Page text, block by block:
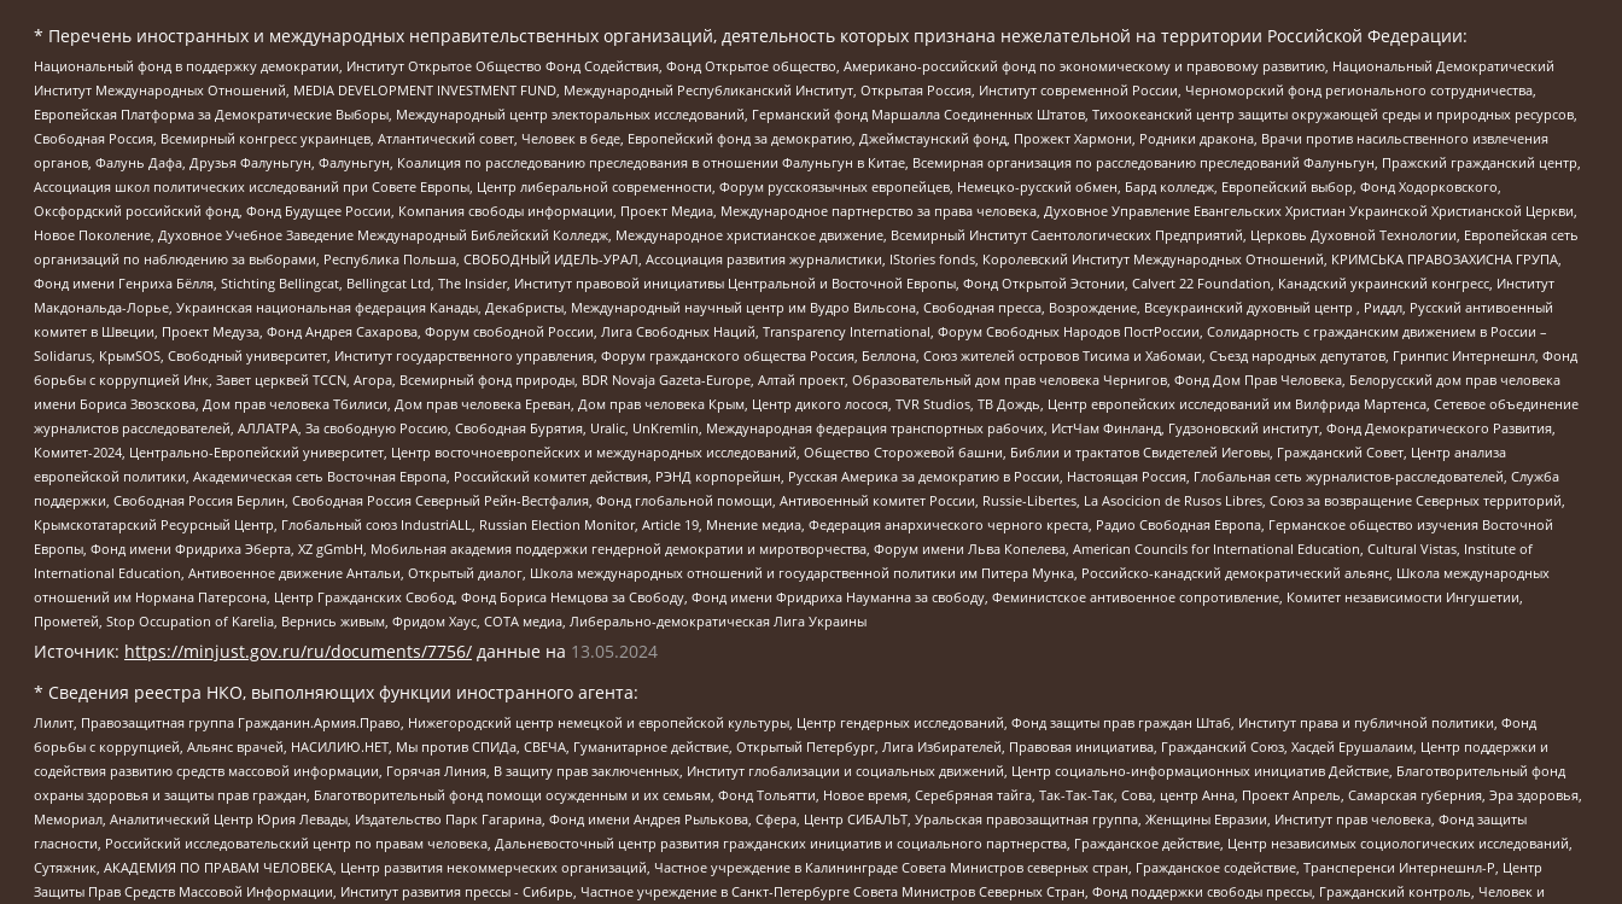
* Перечень иностранных и международных неправительственных организаций, деятельность которых признана нежелательной на территории Российской Федерации:
Национальный фонд в поддержку демократии, Институт Открытое Общество Фонд Содействия, Фонд Открытое общество, Американо-российский фонд по экономическому и правовому развитию, Национальный Демократический
Институт Международных Отношений, MEDIA DEVELOPMENT INVESTMENT FUND, Международный Республиканский Институт, Открытая Россия, Институт современной России, Черноморский фонд регионального сотрудничества,
Европейская Платформа за Демократические Выборы, Международный центр электоральных исследований, Германский фонд Маршалла Соединенных Штатов, Тихоокеанский центр защиты окружающей среды и природных ресурсов,
Свободная Россия, Всемирный конгресс украинцев, Атлантический совет, Человек в беде, Европейский фонд за демократию, Джеймстаунский фонд, Прожект Хармони, Родники дракона, Врачи против насильственного извлечения
органов, Фалунь Дафа, Друзья Фалуньгун, Фалуньгун, Коалиция по расследованию преследования в отношении Фалуньгун в Китае, Всемирная организация по расследованию преследований Фалуньгун, Пражский гражданский центр,
Ассоциация школ политических исследований при Совете Европы, Центр либеральной современности, Форум русскоязычных европейцев, Немецко-русский обмен, Бард колледж, Европейский выбор, Фонд Ходорковского,
Оксфордский российский фонд, Фонд Будущее России, Компания свободы информации, Проект Медиа, Международное партнерство за права человека, Духовное Управление Евангельских Христиан Украинской Христианской Церкви,
Новое Поколение, Духовное Учебное Заведение Международный Библейский Колледж, Международное христианское движение, Всемирный Институт Саентологических Предприятий, Церковь Духовной Технологии, Европейская сеть
организаций по наблюдению за выборами, Республика Польша, СВОБОДНЫЙ ИДЕЛЬ-УРАЛ, Ассоциация развития журналистики, IStories fonds, Королевский Институт Международных Отношений, КРИМСЬКА ПРАВОЗАХИСНА ГРУПА,
Фонд имени Генриха Бёлля, Stichting Bellingcat, Bellingcat Ltd, The Insider, Институт правовой инициативы Центральной и Восточной Европы, Фонд Открытой Эстонии, Calvert 22 Foundation, Канадский украинский конгресс, Институт
Макдональда-Лорье, Украинская национальная федерация Канады, Декабристы, Международный научный центр им Вудро Вильсона, Свободная пресса, Возрождение, Всеукраинский духовный центр , Риддл, Русский антивоенный
комитет в Швеции, Проект Медуза, Фонд Андрея Сахарова, Форум свободной России, Лига Свободных Наций, Transparеncy International, Форум Свободных Народов ПостРоссии, Солидарность с гражданским движением в России –
Solidarus, КрымSOS, Свободный университет, Институт государственного управления, Форум гражданского общества Россия, Беллона, Союз жителей островов Тисима и Хабомаи, Съезд народных депутатов, Гринпис Интернешнл, Фонд
борьбы с коррупцией Инк, Завет церквей TCCN, Агора, Всемирный фонд природы, BDR Novaja Gazeta-Europe, Алтай проект, Образовательный дом прав человека Чернигов, Фонд Дом Прав Человека, Белорусский дом прав человека
имени Бориса Звозскова, Дом прав человека Тбилиси, Дом прав человека Ереван, Дом прав человека Крым, Центр дикого лосося, TVR Studios, ТВ Дождь, Центр европейских исследований им Вилфрида Мартенса, Сетевое объединение
журналистов расследователей, АЛЛАТРА, За свободную Россию, Свободная Бурятия, Uralic, UnKremlin, Международная федерация транспортных рабочих, ИстЧам Финланд, Гудзоновский институт, Фонд Демократического Развития,
Комитет-2024, Центрально-Европейский университет, Центр восточноевропейских и международных исследований, Общество Сторожевой башни, Библии и трактатов Свидетелей Иеговы, Гражданский Совет, Центр анализа
европейской политики, Академическая сеть Восточная Европа, Российский комитет действия, РЭНД корпорейшн, Русская Америка за демократию в России, Настоящая Россия, Глобальная сеть журналистов-расследователей, Служба
поддержки, Свободная Россия Берлин, Свободная Россия Северный Рейн-Вестфалия, Фонд глобальной помощи, Антивоенный комитет России, Russie-Libertes, La Asocicion de Rusos Libres, Союз за возвращение Северных территорий,
Крымскотатарский Ресурсный Центр, Глобальный союз IndustriALL, Russian Election Monitor, Article 19, Мнение медиа, Федерация анархического черного креста, Радио Свободная Европа, Германское общество изучения Восточной
Европы, Фонд имени Фридриха Эберта, XZ gGmbH, Мобильная академия поддержки гендерной демократии и миротворчества, Форум имени Льва Копелева, American Councils for International Education, Cultural Vistas, Institute of
International Education, Антивоенное движение Антальи, Открытый диалог, Школа международных отношений и государственной политики им Питера Мунка, Российско-канадский демократический альянс, Школа международных
отношений им Нормана Патерсона, Центр Гражданских Свобод, Фонд Бориса Немцова за Свободу, Фонд имени Фридриха Науманна за свободу, Феминистское антивоенное сопротивление, Комитет независимости Ингушетии,
Прометей, Stop Occupation of Karelia, Вернись живым, Фридом Хаус, СОТА медиа, Либерально-демократическая Лига Украины
Источник: https://minjust.gov.ru/ru/documents/7756/ данные на 13.05.2024
* Сведения реестра НКО, выполняющих функции иностранного агента:
Лилит, Правозащитная группа Гражданин.Армия.Право, Нижегородский центр немецкой и европейской культуры, Центр гендерных исследований, Фонд защиты прав граждан Штаб, Институт права и публичной политики, Фонд
борьбы с коррупцией, Альянс врачей, НАСИЛИЮ.НЕТ, Мы против СПИДа, СВЕЧА, Гуманитарное действие, Открытый Петербург, Лига Избирателей, Правовая инициатива, Гражданский Союз, Хасдей Ерушалаим, Центр поддержки и
содействия развитию средств массовой информации, Горячая Линия, В защиту прав заключенных, Институт глобализации и социальных движений, Центр социально-информационных инициатив Действие, Благотворительный фонд
охраны здоровья и защиты прав граждан, Благотворительный фонд помощи осужденным и их семьям, Фонд Тольятти, Новое время, Серебряная тайга, Так-Так-Так, Сова, центр Анна, Проект Апрель, Самарская губерния, Эра здоровья,
Мемориал, Аналитический Центр Юрия Левады, Издательство Парк Гагарина, Фонд имени Андрея Рылькова, Сфера, Центр СИБАЛЬТ, Уральская правозащитная группа, Женщины Евразии, Институт прав человека, Фонд защиты
гласности, Российский исследовательский центр по правам человека, Дальневосточный центр развития гражданских инициатив и социального партнерства, Гражданское действие, Центр независимых социологических исследований,
Сутяжник, АКАДЕМИЯ ПО ПРАВАМ ЧЕЛОВЕКА, Центр развития некоммерческих организаций, Частное учреждение в Калининграде Совета Министров северных стран, Гражданское содействие, Трансперенси Интернешнл-Р, Центр
Защиты Прав Средств Массовой Информации, Институт развития прессы - Сибирь, Частное учреждение в Санкт-Петербурге Совета Министров Северных Стран, Фонд поддержки свободы прессы, Гражданский контроль, Человек и